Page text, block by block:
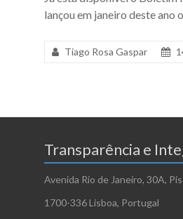
lançou em janeiro deste
Tiago Rosa Gaspar
Transparência e
Avenida Rio de Janeiro, 30A,
1700-336 Lisboa, Portugal